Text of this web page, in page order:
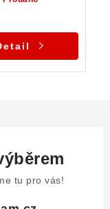
tu pro vás!